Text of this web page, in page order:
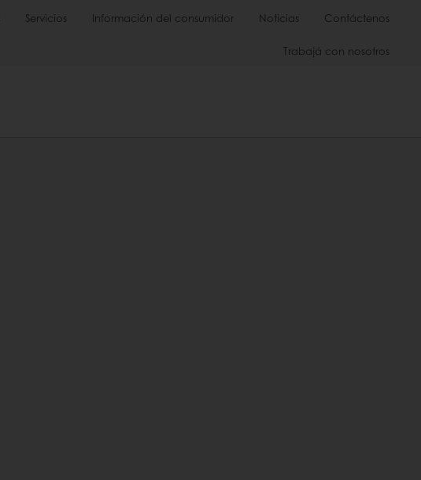
Servicios Información del consumidor Noticias Contáctenos
Trabajá con nosotros